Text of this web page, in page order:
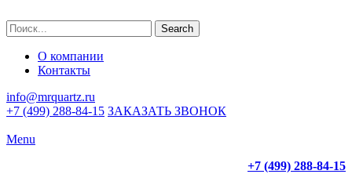
Search
О компании
Контакты
info@mrquartz.ru
+7 (499) 288-84-15 ЗАКАЗАТЬ ЗВОНОК
Menu
+7 (499) 288-84-15